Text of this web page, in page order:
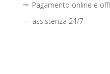
Pagamento online e
assistenza 24/7